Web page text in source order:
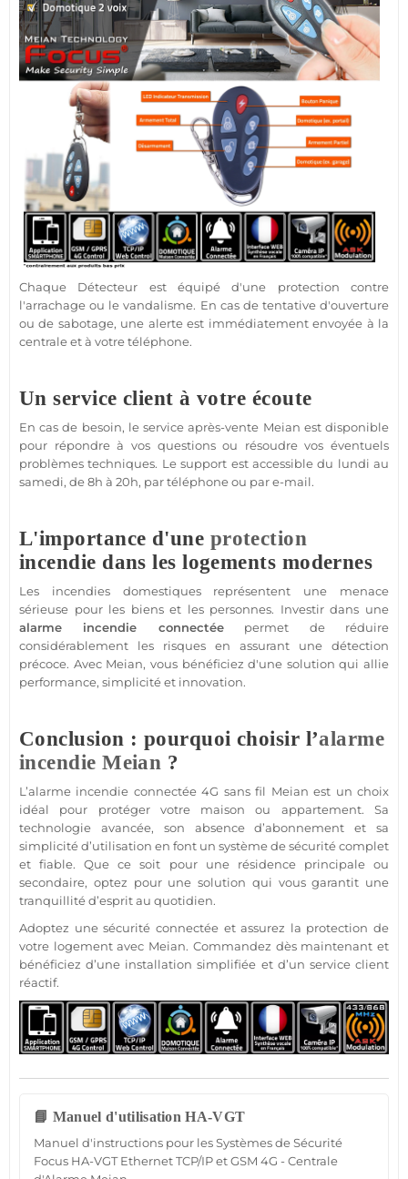
Chaque Détecteur est équipé d'une protection contre
l'arrachage ou le vandalisme. En cas de tentative d'ouverture
ou de sabotage, une alerte est immédiatement envoyée à la
centraleet à votre téléphone.
Un service client à votre écoute
En cas de besoin, le service après-vente Meian est disponible
pour répondre à vos questions ou résoudre vos éventuels
problèmes techniques. Le support est accessible du lundi au
samedi, de 8h à 20h, par téléphone ou par e-mail.
L'importance d'une protection
incendie dans les logements modernes
Les incendies domestiques représentent une menace
sérieuse pour les biens et les personnes. Investir dans une
alarme incendie
connectéepermet de réduire
considérablement les risques en assurant une détection
précoce. Avec Meian, vous bénéficiez d'une solution qui allie
performance, simplicité et innovation.
Conclusion : pourquoi choisir l’alarme
incendie Meian ?
L’alarme incendie connectée 4G sans fil Meian est un choix
idéal pour protégervotre maison ou appartement. Sa
technologie avancée, son absence d’abonnement et sa
simplicité d’utilisation en font un systèmedesécuritécomplet
etfiable. Que ce soit pour une résidenceprincipale ou
secondaire, optez pour une solution qui vous garantit une
tranquillité d’esprit au quotidien.
Adoptez unesécurité connectéeet assurez la protection de
votre logementavec Meian. Commandez dès maintenant et
bénéficiez d’une installation simplifiée et d’un service client
réactif.
📘 Manuel d'utilisation HA-VGT
Manuel d'instructions pour les Systèmes de Sécurité
Focus HA-VGT Ethernet TCP/IP et GSM 4G - Centrale